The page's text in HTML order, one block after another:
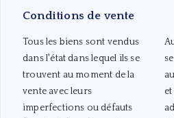
Conditions de vente
Tous les biens sont vendus
dans l'état dans lequel ils se
trouvent au moment de la
vente avec leurs
imperfections ou défauts